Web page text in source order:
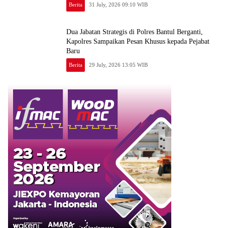
Berita 31 July, 2026 09:10 WIB
Dua Jabatan Strategis di Polres Bantul Berganti,
Kapolres Sampaikan Pesan Khusus kepada Pejabat
Baru
Berita 29 July, 2026 13:05 WIB